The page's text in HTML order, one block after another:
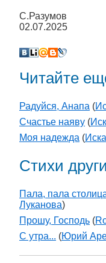
С.Разумов
02.07.2025
Читайте
Радуйся, Анапа (
Счастье наяву (
Моя надежда (
Стихи
Пала, пала
Луканова)
Прошу, Господь (
С утра... (Юрий